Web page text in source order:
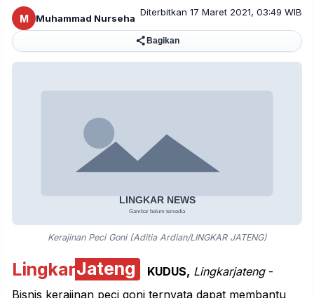
M Muhammad Nurseha
Diterbitkan 17 Maret 2021, 03:49 WIB
Bagikan
Kerajinan Peci Goni (Aditia Ardian/LINGKAR JATENG)
LingkarJateng KUDUS, Lingkarjateng-
Bisnis kerajinan peci goni ternyata dapat membantu